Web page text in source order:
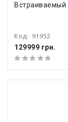
Встраиваемый
Код: 91952
129999 грн.